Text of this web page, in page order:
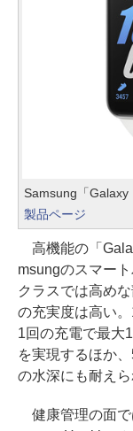
Samsung「
製品ページ
高機能の「
msungのスマー
クラスでは高め
の充実度は高い
1回の充電で最大
を実現するほか
の水深にも耐えら
健康管理の面で